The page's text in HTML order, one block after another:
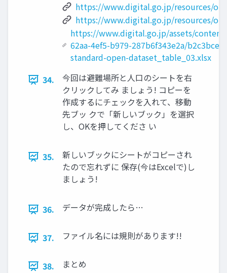
https://www.digital.go.jp/resources/
https://www.digital.go.jp/resources/
https://www.digital.go.jp/assets/
62aa-4ef5-b979-287b6f343e2a/
standard-open-dataset_table_03.xlsx
34.
今回は避難場所と人口のシートを右
クリックしてみ ましょう! コピーを
作成するにチェックを入れて、移動
先ブッ クで「新しいブック」を選択
し、OKを押してくださ い
35.
新しいブックにシートがコピーされ
たので忘れずに 保存(今はExcelで)し
ましょう!
36. データが完成したら…
37. ファイル名には規則があります!!
38. まとめ